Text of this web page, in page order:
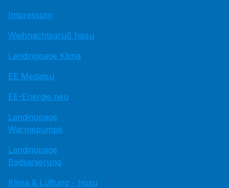
Impressum
Weihnachtsgruß hissu
Landingpage Klima
EE Medatsu
EE-Energie neu
Landingpage
Wärmepumpe
Landingpage
Badsanierung
Klima & Lüftung - hissu